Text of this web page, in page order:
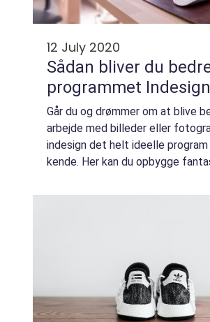
12 July 2020
Sådan bliver du
programmet Indesign
Går du og drømmer om at blive
arbejde med billeder eller
indesign det helt ideelle
kende. Her kan du opbygge
grafiske opgaver. Indesign giver